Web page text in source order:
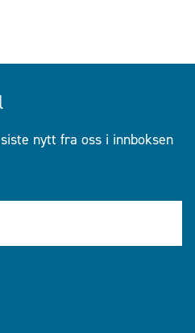
nytt fra oss i innboksen